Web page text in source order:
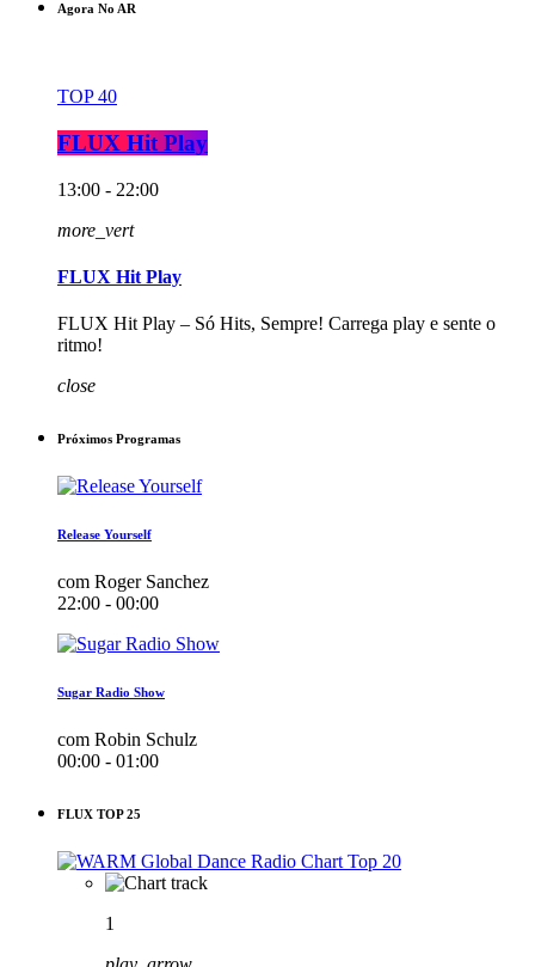
Agora No AR
TOP 40
FLUX Hit Play
13:00 - 22:00
more_vert
FLUX Hit Play
FLUX Hit Play – Só Hits, Sempre! Carrega play e sente o
ritmo!
close
Próximos Programas
Release Yourself
com Roger Sanchez
22:00 - 00:00
Sugar Radio Show
com Robin Schulz
00:00 - 01:00
FLUX TOP 25
1